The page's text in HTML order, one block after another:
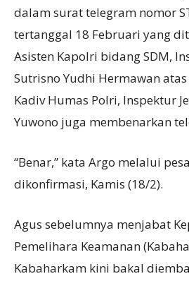
dalam surat telegram nomor
tertanggal 18 Februari yang
Asisten Kapolri bidang SDM,
Sutrisno Yudhi Hermawan
Kadiv Humas Polri, Inspektur
Yuwono juga membenarkan
“Benar,” kata Argo melalui
dikonfirmasi, Kamis (18/2).
Agus sebelumnya menjabat
Pemelihara Keamanan
Kabaharkam kini bakal